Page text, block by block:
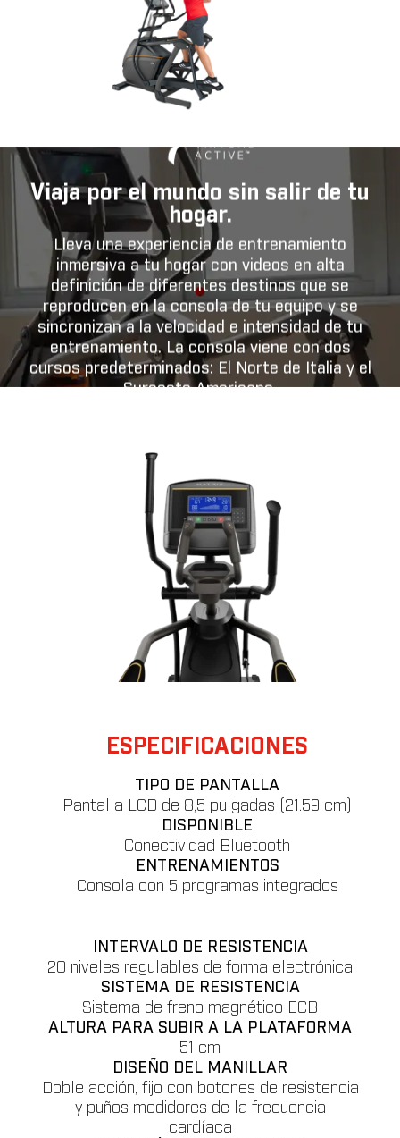
Viaja por el mundo sin salir de tu
hogar.
Lleva una experiencia de entrenamiento
inmersiva a tu hogar con videos en alta
definición de diferentes destinos que se
reproducen en la consola de tu equipo y se
sincronizan a la velocidad e intensidad de tu
entrenamiento. La consola viene con dos
cursos predeterminados: El Norte de Italia y el
Suroeste Americano.
ESPECIFICACIONES
TIPO DE PANTALLA
Pantalla LCD de 8,5 pulgadas (21.59 cm)
DISPONIBLE
Conectividad Bluetooth
ENTRENAMIENTOS
Consola con 5 programas integrados
INTERVALO DE RESISTENCIA
20 niveles regulables de forma electrónica
SISTEMA DE RESISTENCIA
Sistema de freno magnético ECB
ALTURA PARA SUBIR A LA PLATAFORMA
51 cm
DISEÑO DEL MANILLAR
Doble acción, fijo con botones de resistencia
y puños medidores de la frecuencia
cardíaca